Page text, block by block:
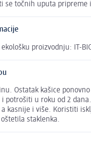
se točnih uputa pripreme
proizvodnju: IT-
Ostatak kašice
potrošiti u roku od 2
kasnije i više. Koristiti
staklenka.